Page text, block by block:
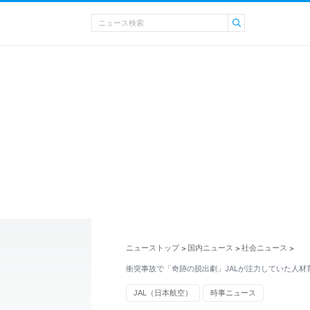
ニューストップ > 国内ニュース > 社会ニュース >
衝突事故で「奇跡の脱出劇」JALが注力していた人材
JAL（日本航空） 時事ニュース